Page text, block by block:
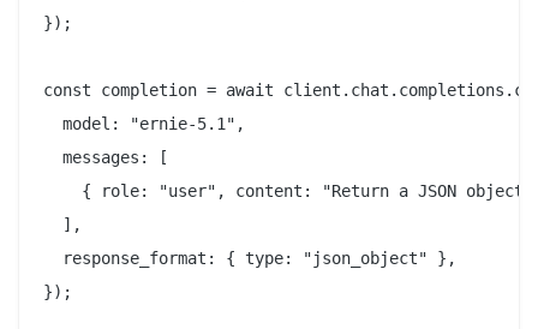
});
const completion = await
  model: "ernie-5.1",
  messages: [
{ role: "user", content: "Return a JSON object
  ],
  response_format: { type: "json_object" },
});